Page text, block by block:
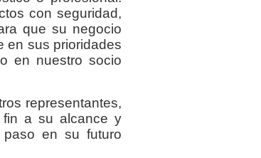
con seguridad,
que su negocio
en sus prioridades
en nuestro socio
representantes,
fin a su alcance y
en su futuro